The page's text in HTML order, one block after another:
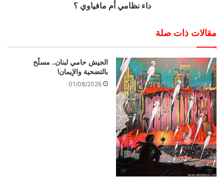
داء نظامي أم مافياوي ؟
مقالات ذات صلة
الجيش حامي لبنان.. مسلّح
بالتضحية والإيمان!
01/08/2026